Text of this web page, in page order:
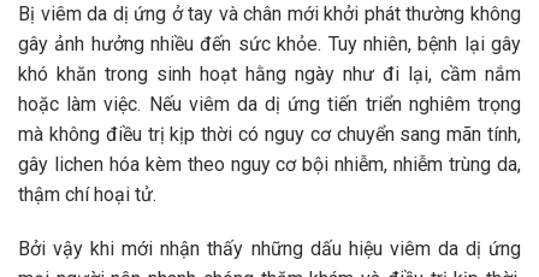
Bị viêm da dị ứng ở tay và chân mới khởi phát thường không
gây ảnh hưởng nhiều đến sức khỏe. Tuy nhiên, bệnh lại gây
khó khăn trong sinh hoạt hằng ngày như đi lại, cầm nắm
hoặc làm việc. Nếu viêm da dị ứng tiến triển nghiêm trọng
mà không điều trị kịp thời có nguy cơ chuyển sang mãn tính,
gây lichen hóa kèm theo nguy cơ bội nhiễm, nhiễm trùng da,
thậm chí hoại tử.
Bởi vậy khi mới nhận thấy những dấu hiệu viêm da dị ứng